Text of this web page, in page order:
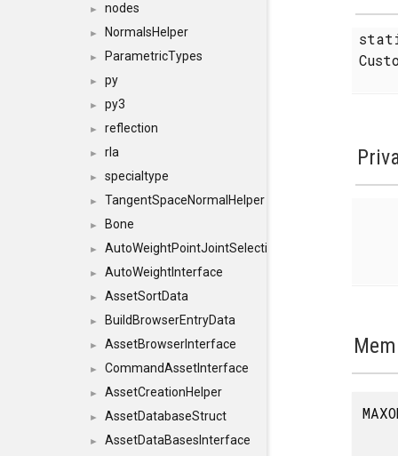
► nodes
► NormalsHelper
► ParametricTypes
► py
► py3
► reflection
► rla
► specialtype
► TangentSpaceNormalHelper
► Bone
► AutoWeightPointJointSelections
► AutoWeightInterface
► AssetSortData
► BuildBrowserEntryData
► AssetBrowserInterface
► CommandAssetInterface
► AssetCreationHelper
► AssetDatabaseStruct
► AssetDataBasesInterface